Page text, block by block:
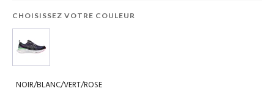
CHOISISSEZ VOTRE COULEUR
NOIR/BLANC/VERT/ROSE